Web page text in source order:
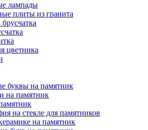
лампады
плиты из гранита
цветника
буквы на памятник
на памятник
на стекле для памятников
на памятник